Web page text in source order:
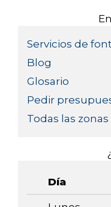
Servicios de
Blog
Glosario
Pedir
Todas las zonas
Día